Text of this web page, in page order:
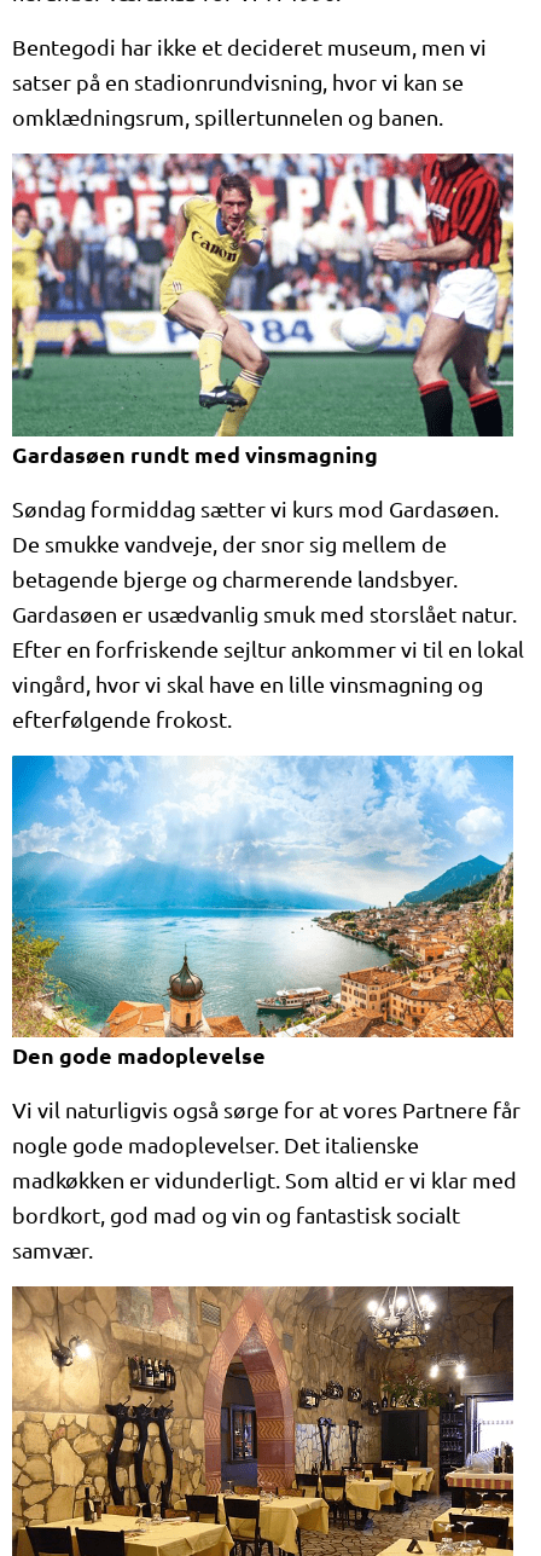
Bentegodi har ikke et decideret museum, men vi
satser på en stadionrundvisning, hvor vi kan se
omklædningsrum, spillertunnelen og banen.
Gardasøen rundt med vinsmagning
Søndag formiddag sætter vi kurs mod Gardasøen.
De smukke vandveje, der snor sig mellem de
betagende bjerge og charmerende landsbyer.
Gardasøen er usædvanlig smuk med storslået natur.
Efter en forfriskende sejltur ankommer vi til en lokal
vingård, hvor vi skal have en lille vinsmagning og
efterfølgende frokost.
Den gode madoplevelse
Vi vil naturligvis også sørge for at vores Partnere får
nogle gode madoplevelser. Det italienske
madkøkken er vidunderligt. Som altid er vi klar med
bordkort, god mad og vin og fantastisk socialt
samvær.